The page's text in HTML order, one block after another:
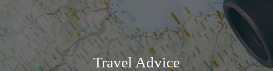
Travel Advice